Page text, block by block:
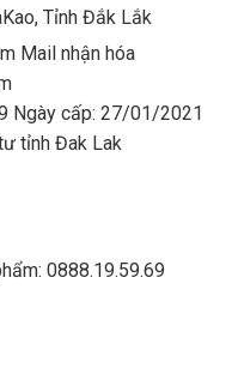
Tỉnh Đắk Lắk
Mail nhận hóa
Ngày cấp: 27/01/2021
tỉnh Đak Lak
0888.19.59.69